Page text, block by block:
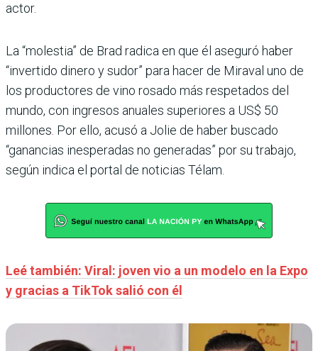
actor.
La “molestia” de Brad radica en que él aseguró haber
“invertido dinero y sudor” para hacer de Miraval uno de
los productores de vino rosado más respetados del
mundo, con ingresos anuales superiores a US$ 50
millones. Por ello, acusó a Jolie de haber buscado
“ganancias inesperadas no generadas” por su trabajo,
según indica el portal de noticias Télam.
Leé también: Viral: joven vio a un modelo en la Expo
y gracias a TikTok salió con él